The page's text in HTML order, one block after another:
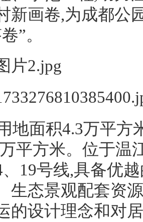
新画卷,为成都公
”。
地面积4.3万平方
平方米。位于温
19号线,具备优
生态景观配套资
的设计理念和对